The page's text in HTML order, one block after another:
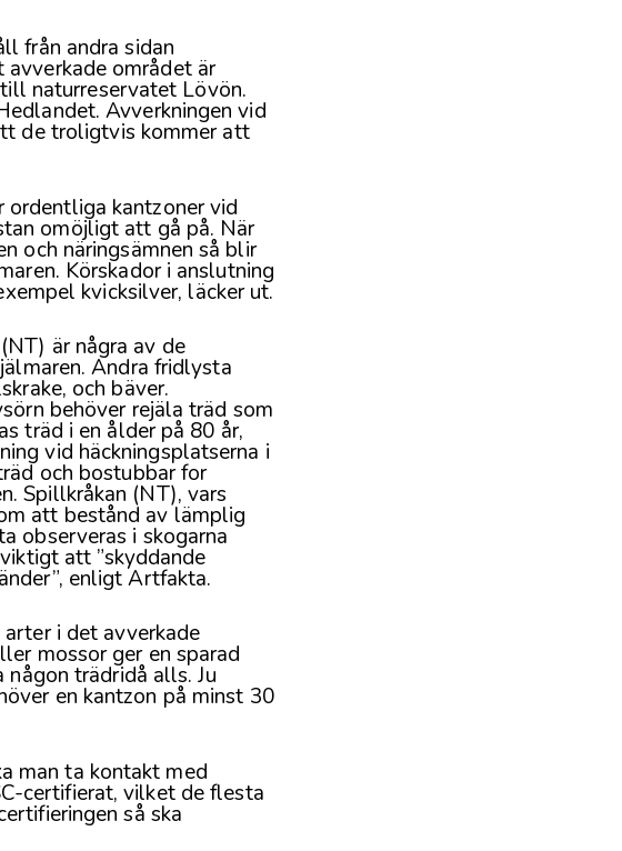
från andra sidan
avverkade området är
naturreservatet Lövön.
Avverkningen vid
de troligtvis kommer att
kantzoner vid
omöjligt att gå på. När
och näringsämnen så blir
Körskador i anslutning
kvicksilver, läcker ut.
är några av de
Andra fridlysta
och bäver.
behöver rejäla träd som
träd i en ålder på 80 år,
vid häckningsplatserna i
och bostubbar for
Spillkråkan (NT), vars
att bestånd av lämplig
observeras i skogarna
att ”skyddande
enligt Artfakta.
i det avverkade
mossor ger en sparad
trädridå alls. Ju
en kantzon på minst 30
man ta kontakt med
certifierat, vilket de flesta
så ska